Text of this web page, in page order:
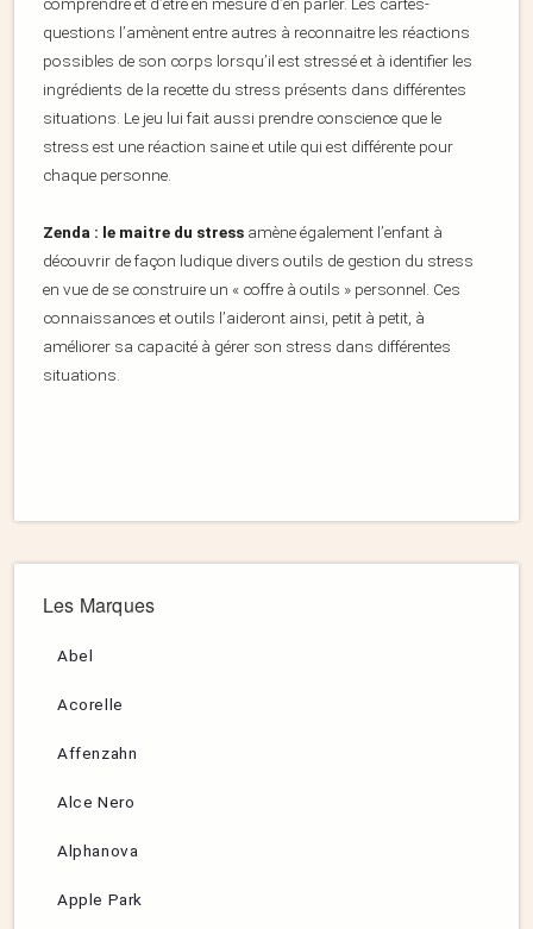
comprendre et d’être en mesure d’en parler. Les cartes-
questions l’amènent entre autres à reconnaitre les réactions
possibles de son corps lorsqu’il est stressé et à identifier les
ingrédients de la recette du stress présents dans différentes
situations. Le jeu lui fait aussi prendre conscience que le
stress est une réaction saine et utile qui est différente pour
chaque personne.
Zenda : le maitre du stress amène également l’enfant à
découvrir de façon ludique divers outils de gestion du stress
en vue de se construire un « coffre à outils » personnel. Ces
connaissances et outils l’aideront ainsi, petit à petit, à
améliorer sa capacité à gérer son stress dans différentes
situations.
Les Marques
Abel
Acorelle
Affenzahn
Alce Nero
Alphanova
Apple Park